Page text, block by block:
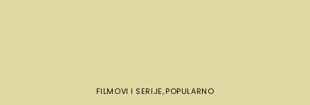
FILMOVI I SERIJE,POPULARNO